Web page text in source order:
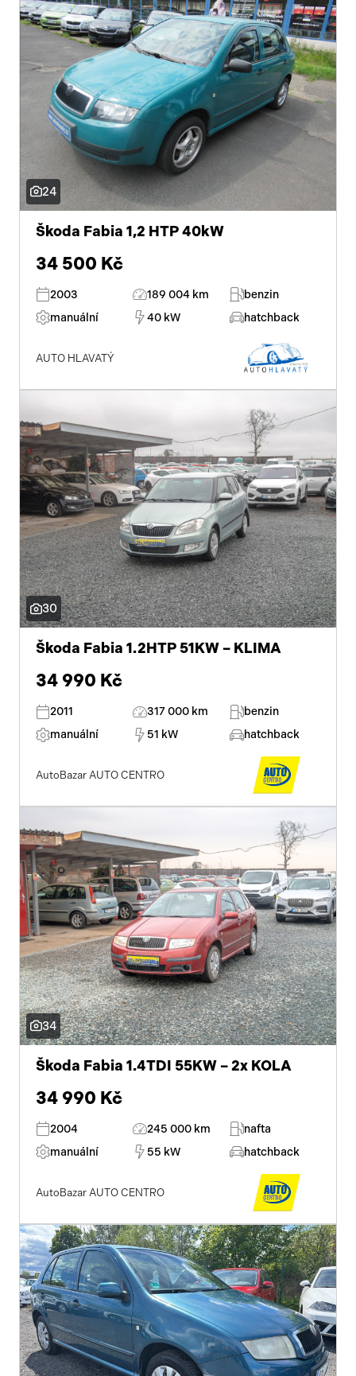
24
Škoda Fabia 1,2 HTP 40kW
34 500 Kč
2003 189 004 km
benzin
manuální
40 kW hatchback
AUTO HLAVATÝ
30
Škoda Fabia 1.2HTP 51KW – KLIMA
34 990 Kč
2011 317 000 km
benzin
manuální
51 kW hatchback
AutoBazar AUTO CENTRO
34
Škoda Fabia 1.4TDI 55KW – 2x KOLA
34 990 Kč
2004 245 000 km
nafta
manuální
55 kW hatchback
AutoBazar AUTO CENTRO